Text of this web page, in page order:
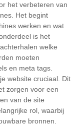
het verbeteren van
Het begint
werken en wat
is het
welke
moeten
en meta tags.
website cruciaal. Dit
zorgen voor een
van de site
rol, waarbij
bronnen.